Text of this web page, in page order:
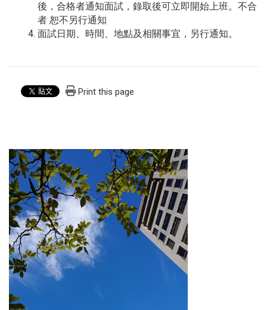
後，合格者通知面試，錄取後可立即開始上班。不合
者 恕不另行通知
面試日期、時間、地點及相關事宜，另行通知。
Print this page